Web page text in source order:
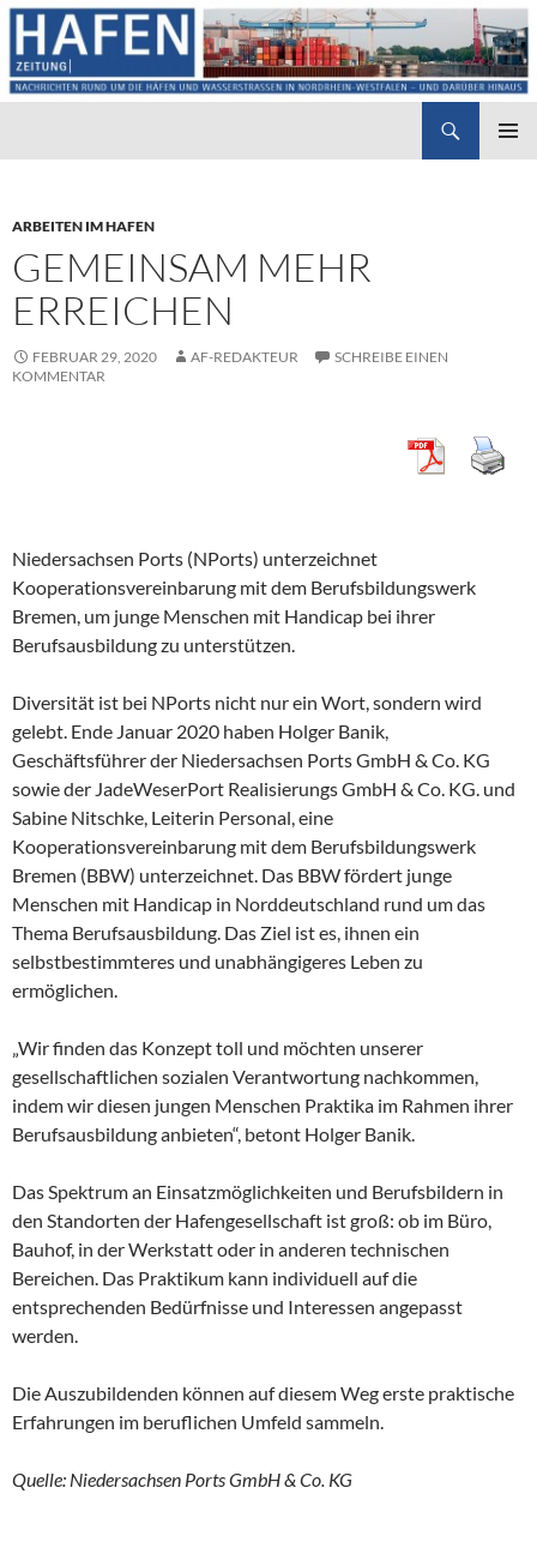
ARBEITEN IM HAFEN
GEMEINSAM MEHR
ERREICHEN
FEBRUAR 29, 2020 AF-REDAKTEUR
SCHREIBE EINEN
KOMMENTAR
Niedersachsen Ports (NPorts) unterzeichnet
Kooperationsvereinbarung mit dem Berufsbildungswerk
Bremen, um junge Menschen mit Handicap bei ihrer
Berufsausbildung zu unterstützen.
Diversität ist bei NPorts nicht nur ein Wort, sondern wird
gelebt. Ende Januar 2020 haben Holger Banik,
Geschäftsführer der Niedersachsen Ports GmbH & Co. KG
sowie der JadeWeserPort Realisierungs GmbH & Co. KG. und
Sabine Nitschke, Leiterin Personal, eine
Kooperationsvereinbarung mit dem Berufsbildungswerk
Bremen (BBW) unterzeichnet. Das BBW fördert junge
Menschen mit Handicap in Norddeutschland rund um das
Thema Berufsausbildung. Das Ziel ist es, ihnen ein
selbstbestimmteres und unabhängigeres Leben zu
ermöglichen.
„Wir finden das Konzept toll und möchten unserer
gesellschaftlichen sozialen Verantwortung nachkommen,
indem wir diesen jungen Menschen Praktika im Rahmen ihrer
Berufsausbildung anbieten“, betont Holger Banik.
Das Spektrum an Einsatzmöglichkeiten und Berufsbildern in
den Standorten der Hafengesellschaft ist groß: ob im Büro,
Bauhof, in der Werkstatt oder in anderen technischen
Bereichen. Das Praktikum kann individuell auf die
entsprechenden Bedürfnisse und Interessen angepasst
werden.
Die Auszubildenden können auf diesem Weg erste praktische
Erfahrungen im beruflichen Umfeld sammeln.
Quelle: Niedersachsen Ports GmbH & Co. KG